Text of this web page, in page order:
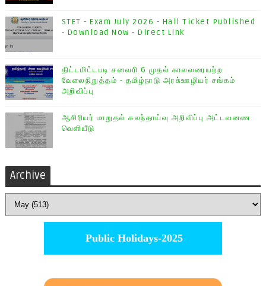
STET - Exam July 2026 - Hall Ticket Published
- Download Now - Direct Link
திட்டமிட்டபடி சனவரி 6 முதல் காலவரையற்ற
வேலைநிறுத்தம் - தமிழ்நாடு அரசு்ஊழியர் சங்கம்
அறிவிப்பு
ஆசிரியர் மாறுதல் கலந்தாய்வு அறிவிப்பு அட்டவனண
வெளியீடு
Archive
Public Holidays-2025